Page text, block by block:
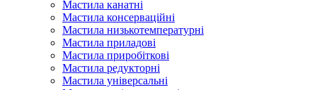
Мастила канатні
Мастила консерваційні
Мастила низькотемпературні
Мастила приладові
Мастила приробіткові
Мастила редукторні
Мастила універсальні